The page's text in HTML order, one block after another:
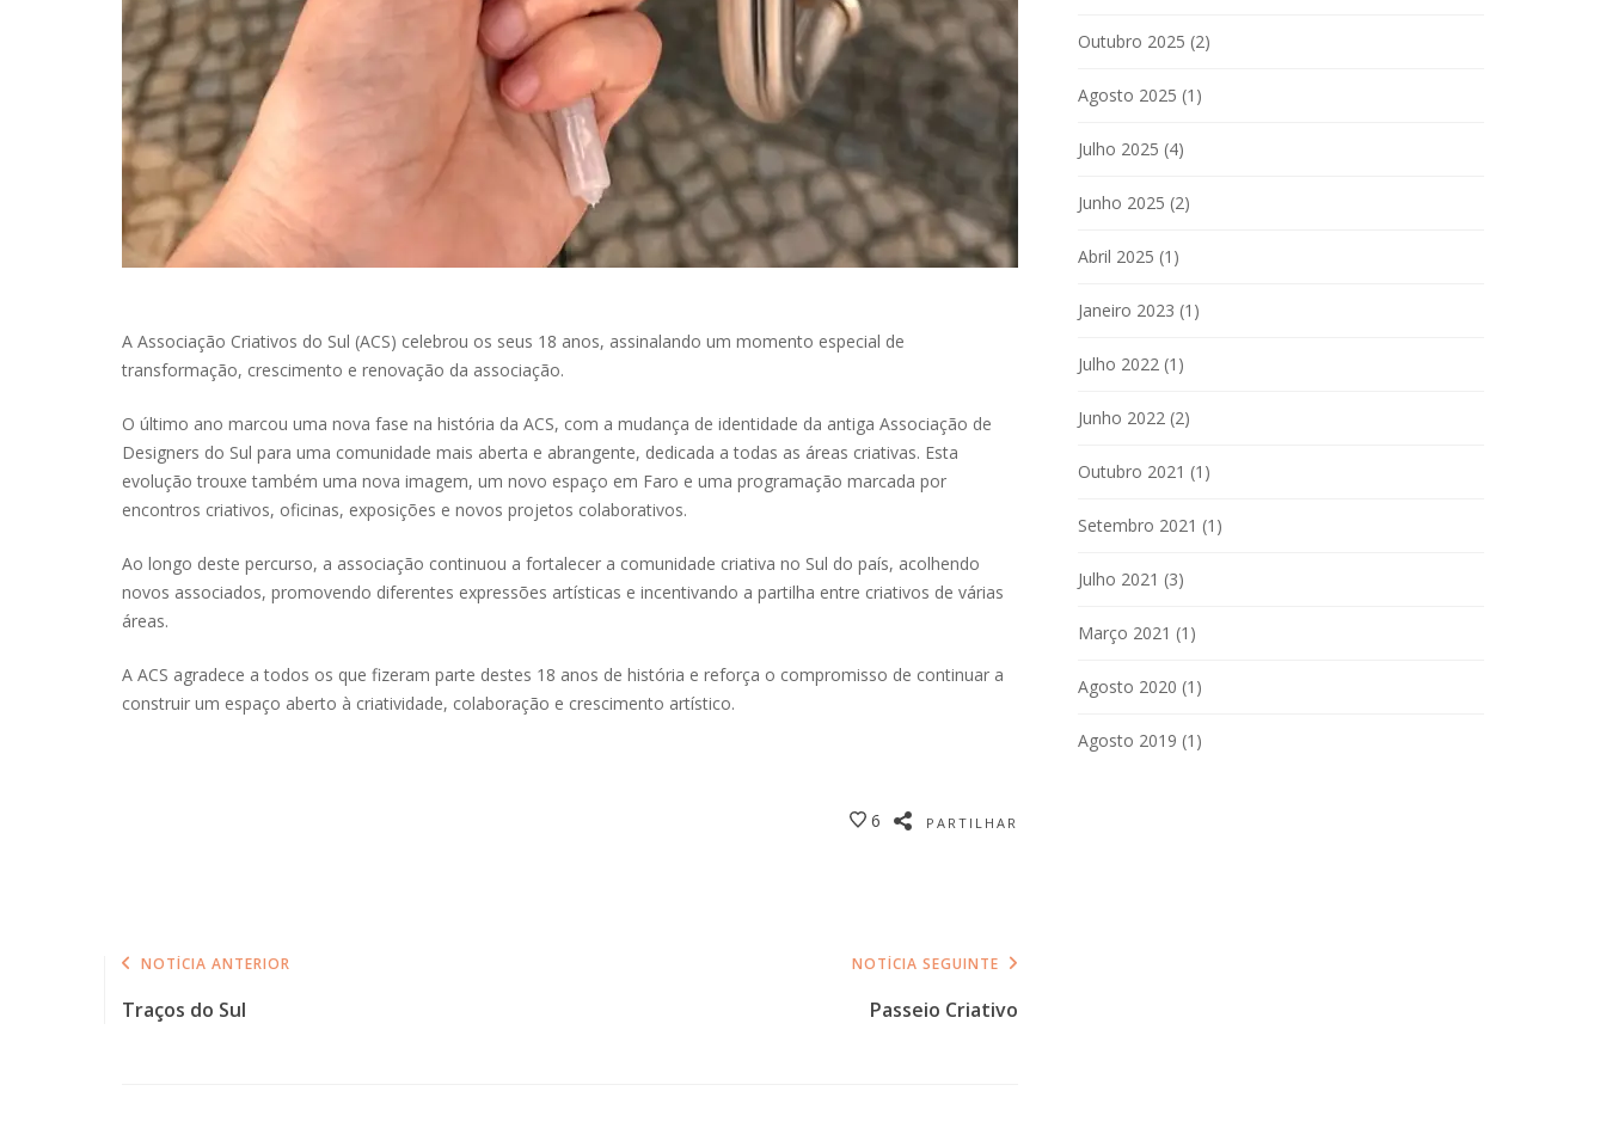
A Associação Criativos do Sul (ACS) celebrou os seus 18 anos, assinalando um momento especial de
transformação, crescimento e renovação da associação.
O último ano marcou uma nova fase na história da ACS, com a mudança de identidade da antiga Associação de
Designers do Sul para uma comunidade mais aberta e abrangente, dedicada a todas as áreas criativas. Esta
evolução trouxe também uma nova imagem, um novo espaço em Faro e uma programação marcada por
encontros criativos, oficinas, exposições e novos projetos colaborativos.
Ao longo deste percurso, a associação continuou a fortalecer a comunidade criativa no Sul do país, acolhendo
novos associados, promovendo diferentes expressões artísticas e incentivando a partilha entre criativos de várias
áreas.
A ACS agradece a todos os que fizeram parte destes 18 anos de história e reforça o compromisso de continuar a
construir um espaço aberto à criatividade, colaboração e crescimento artístico.
PARTILHAR
6
NOTÍCIA ANTERIOR
Traços do Sul
NOTÍCIA SEGUINTE
Passeio Criativo
Outubro 2025 (2)
Agosto 2025 (1)
Julho 2025 (4)
Junho 2025 (2)
Abril 2025 (1)
Janeiro 2023 (1)
Julho 2022 (1)
Junho 2022 (2)
Outubro 2021 (1)
Setembro 2021 (1)
Julho 2021 (3)
Março 2021 (1)
Agosto 2020 (1)
Agosto 2019 (1)